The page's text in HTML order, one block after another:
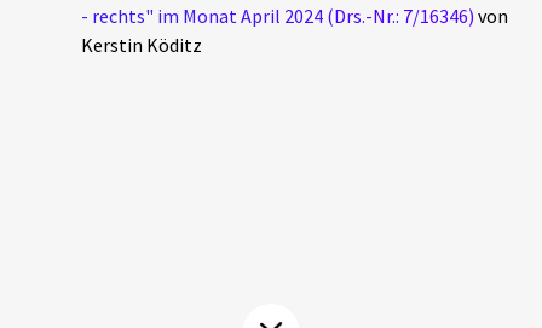
Podcasts
Unterstützer_innen
- rechts" im Monat April 2024 (Drs.-Nr.: 7/16346) von
Kerstin Köditz